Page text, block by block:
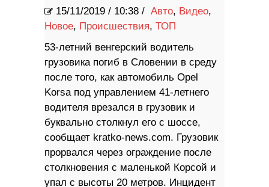
15/11/2019 / 10:38 / Авто, Видео,
Новое, Происшествия, ТОП
53-летний венгерский водитель
грузовика погиб в Словении в среду
после того, как автомобиль Opel
Korsa под управлением 41-летнего
водителя врезался в грузовик и
буквально столкнул его с шоссе,
сообщает kratko-news.com. Грузовик
прорвался через ограждение после
столкновения с маленькой Корсой и
упал с высоты 20 метров. Инцидент